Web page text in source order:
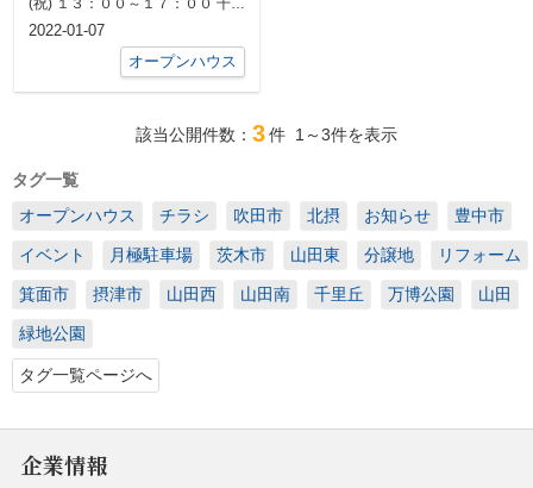
(祝) １３：００～１７：００ 千里
丘ビューハイツ 5...
2022-01-07
オープンハウス
該当公開件数： 3件 1～3件を表示
タグ一覧
オープンハウス
チラシ 吹田市 北摂 お知らせ 豊中市
イベント 月極駐車場 茨木市 山田東 分譲地 リフォーム
箕面市 摂津市 山田西 山田南 千里丘 万博公園 山田
緑地公園
タグ一覧ページへ
企業情報